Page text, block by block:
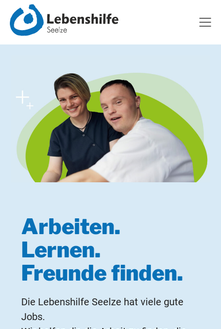
Arbeiten.
Lernen.
Freunde finden.
Die Lebenshilfe Seelze hat viele gute
Jobs.